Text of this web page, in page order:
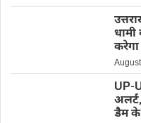
करेगा
UP-
डैम के